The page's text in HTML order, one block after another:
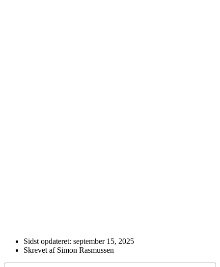
Sidst opdateret: september 15, 2025
Skrevet af Simon Rasmussen